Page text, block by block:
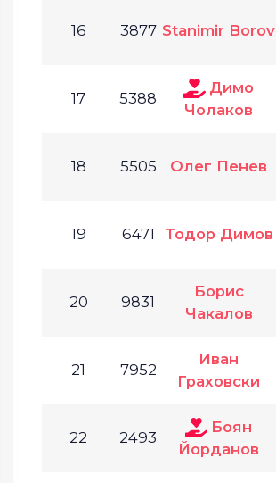
16 3877 Stanimir Borov
17 5388
Димо
Чолаков
18 5505 Олег Пенев
19 6471 Тодор Димов
20 9831
Борис
Чакалов
21 7952
Иван
Граховски
22 2493
Боян
Йорданов